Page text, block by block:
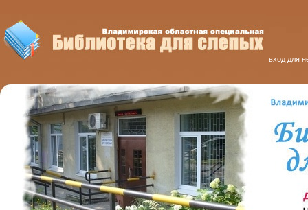
вход для